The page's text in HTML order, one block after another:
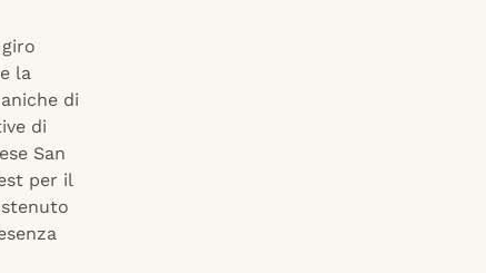
la
di
di
San
per il